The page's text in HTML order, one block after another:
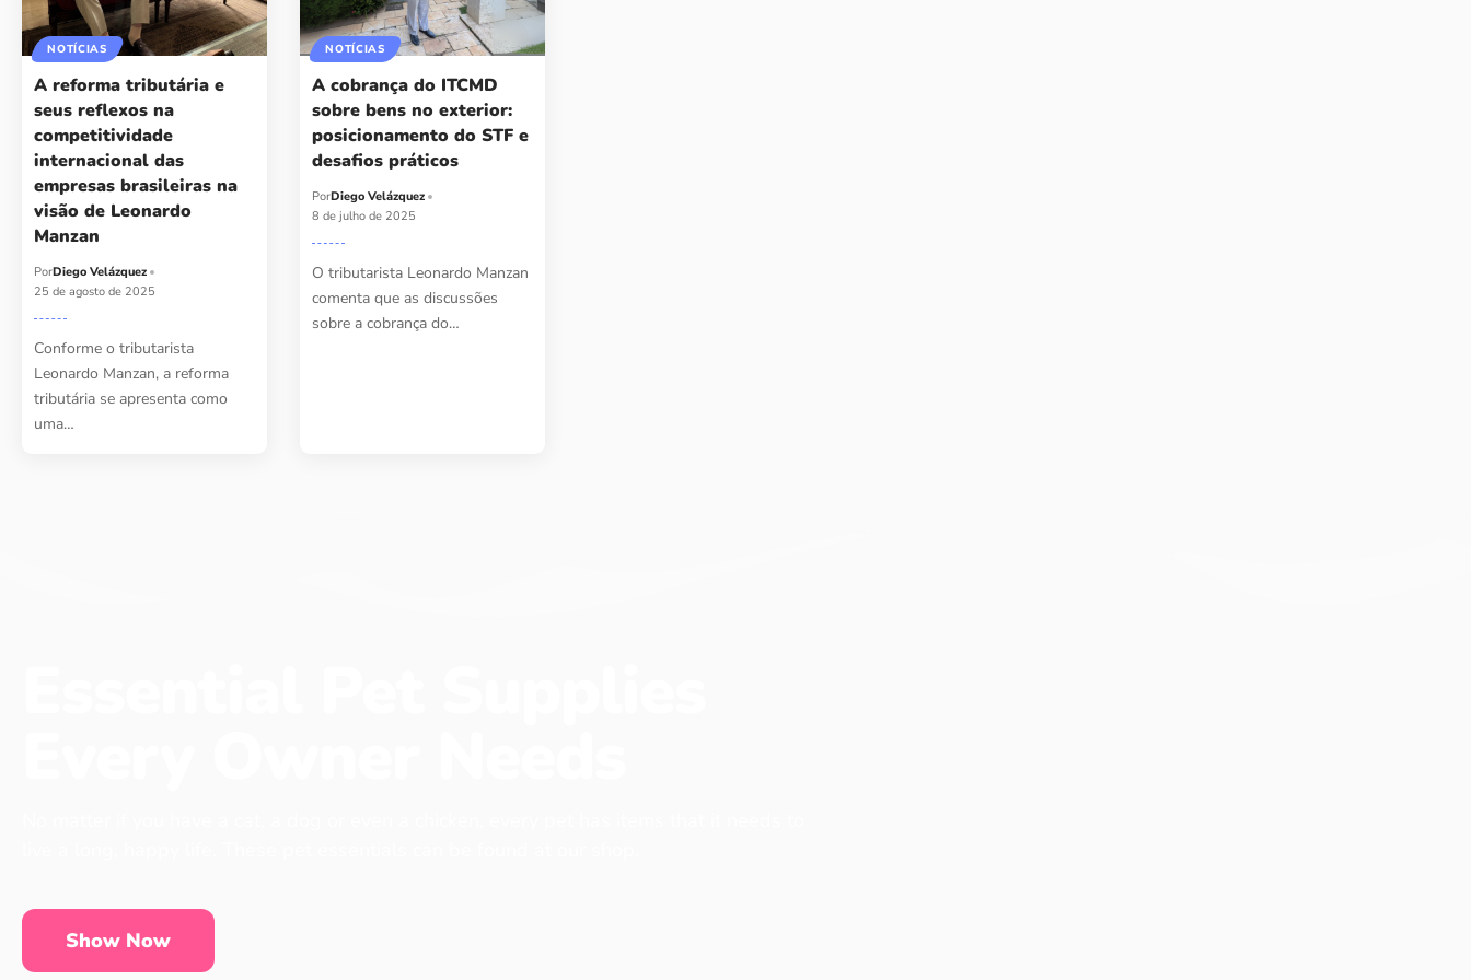
NOTÍCIAS
A reforma tributária e
seus reflexos na
competitividade
internacional das
empresas brasileiras na
visão de Leonardo
Manzan
PorDiego Velázquez
25 de agosto de 2025
Conforme o tributarista
Leonardo Manzan, a reforma
tributária se apresenta como
uma…
NOTÍCIAS
A cobrança do ITCMD
sobre bens no exterior:
posicionamento do STF e
desafios práticos
PorDiego Velázquez
8 de julho de 2025
O tributarista Leonardo Manzan
comenta que as discussões
sobre a cobrança do…
Show Now